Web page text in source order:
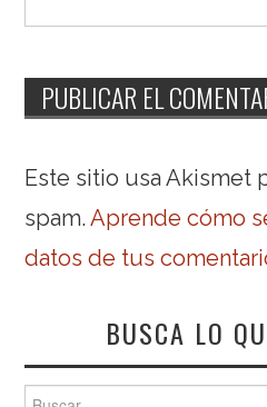
Este sitio usa Akismet
spam.Aprende cómo
datos de tus
BUSCA LO
Buscar: